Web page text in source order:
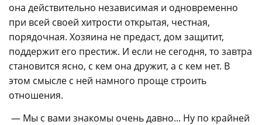
она действительно независимая и одновременно
при всей своей хитрости открытая, честная,
порядочная. Хозяина не предаст, дом защитит,
поддержит его престиж. И если не сегодня, то завтра
становится ясно, с кем она дружит, а с кем нет. В
этом смысле с ней намного проще строить
отношения.
— Мы с вами знакомы очень давно... Ну по крайней